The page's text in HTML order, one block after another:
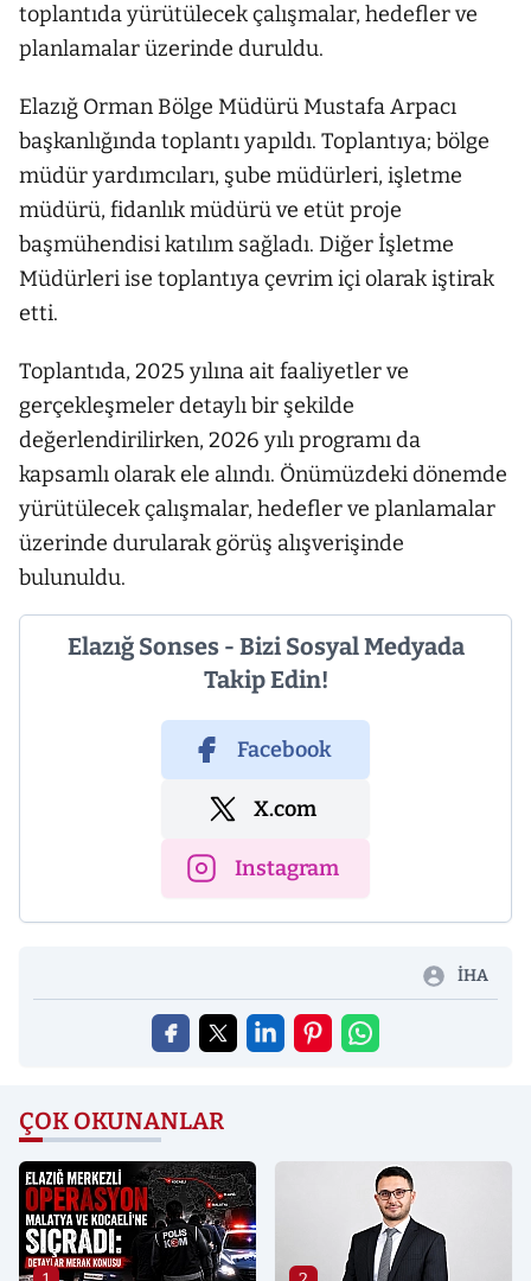
toplantıda yürütülecek çalışmalar, hedefler ve
planlamalar üzerinde duruldu.
Elazığ Orman Bölge Müdürü Mustafa Arpacı
başkanlığında toplantı yapıldı. Toplantıya; bölge
müdür yardımcıları, şube müdürleri, işletme
müdürü, fidanlık müdürü ve etüt proje
başmühendisi katılım sağladı. Diğer İşletme
Müdürleri ise toplantıya çevrim içi olarak iştirak
etti.
Toplantıda, 2025 yılına ait faaliyetler ve
gerçekleşmeler detaylı bir şekilde
değerlendirilirken, 2026 yılı programı da
kapsamlı olarak ele alındı. Önümüzdeki dönemde
yürütülecek çalışmalar, hedefler ve planlamalar
üzerinde durularak görüş alışverişinde
bulunuldu.
Elazığ Sonses - Bizi Sosyal Medyada
Takip Edin!
Facebook
X.com
Instagram
İHA
ÇOK OKUNANLAR